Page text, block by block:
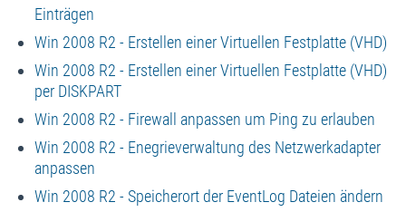
Einträgen
Win 2008 R2 - Erstellen einer Virtuellen Festplatte (VHD)
Win 2008 R2 - Erstellen einer Virtuellen Festplatte (VHD)
per DISKPART
Win 2008 R2 - Firewall anpassen um Ping zu erlauben
Win 2008 R2 - Enegrieverwaltung des Netzwerkadapter
anpassen
Win 2008 R2 - Speicherort der EventLog Dateien ändern